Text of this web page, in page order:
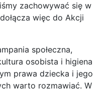
zachowywać się w
więc do Akcji
społeczna,
osobista i higiena
prawa dziecka i jego
warto rozmawiać. W